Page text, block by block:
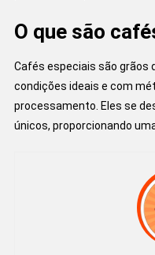
O que são
Cafés especiais são grãos
condições ideais e com
processamento. Eles se
únicos, proporcionando